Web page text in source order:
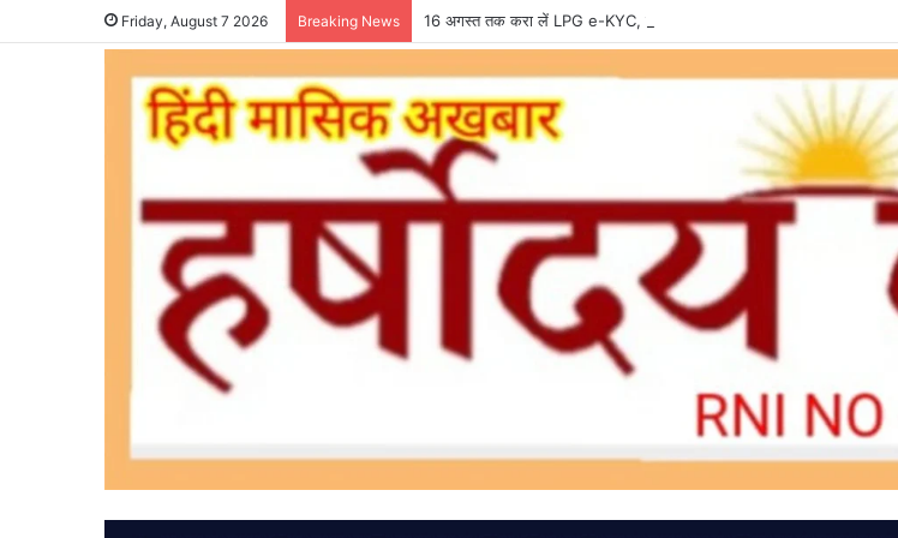
Friday, August 7 2026 Breaking News 16 अगस्त तक करा लें LPG e-KYC, वरना बुकिंग और सब्सिडी में हो सकती है दिक्कत